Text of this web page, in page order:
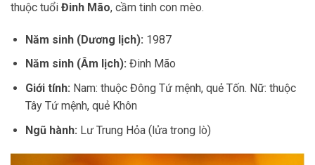
thuộc tuổi Đinh Mão, cầm tinh con mèo.
Năm sinh (Dương lịch): 1987
Năm sinh (Âm lịch): Đinh Mão
Giới tính: Nam: thuộc Đông Tứ mệnh, quẻ Tốn. Nữ: thuộc
Tây Tứ mệnh, quẻ Khôn
Ngũ hành: Lư Trung Hỏa (lửa trong lò)